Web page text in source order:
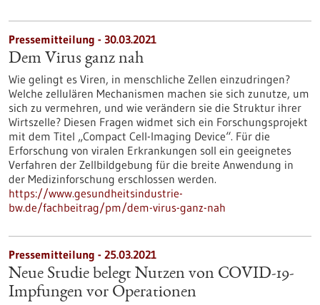
Pressemitteilung - 30.03.2021
Dem Virus ganz nah
Wie gelingt es Viren, in menschliche Zellen einzudringen?
Welche zellulären Mechanismen machen sie sich zunutze, um
sich zu vermehren, und wie verändern sie die Struktur ihrer
Wirtszelle? Diesen Fragen widmet sich ein Forschungsprojekt
mit dem Titel „Compact Cell-Imaging Device“. Für die
Erforschung von viralen Erkrankungen soll ein geeignetes
Verfahren der Zellbildgebung für die breite Anwendung in
der Medizinforschung erschlossen werden.
https://www.gesundheitsindustrie-
bw.de/fachbeitrag/pm/dem-virus-ganz-nah
Pressemitteilung - 25.03.2021
Neue Studie belegt Nutzen von COVID-19-
Impfungen vor Operationen